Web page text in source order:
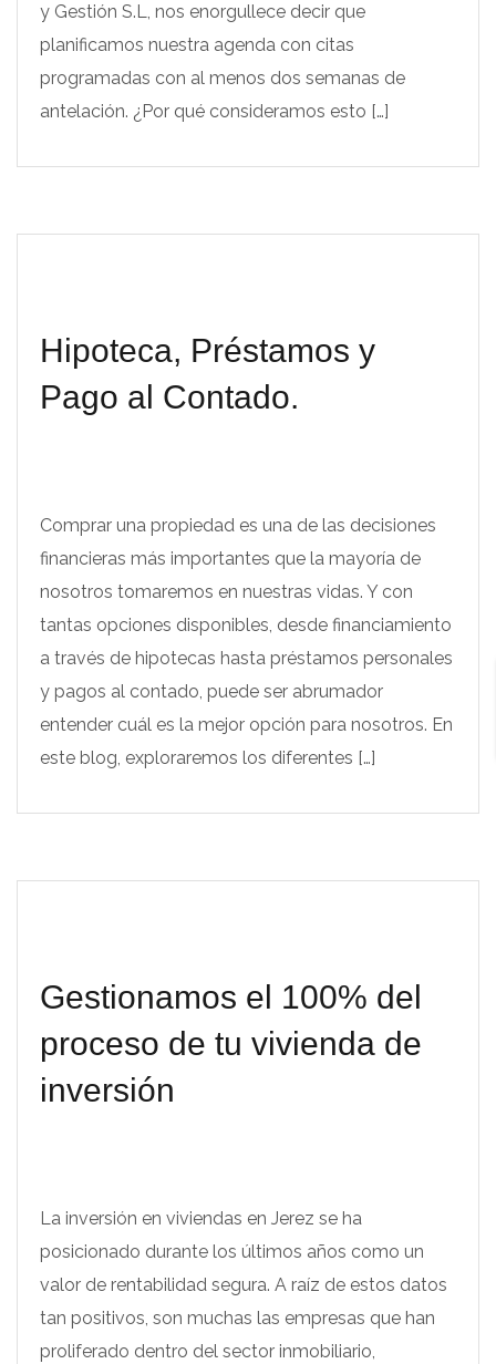
y Gestión S.L, nos enorgullece decir que
planificamos nuestra agenda con citas
programadas con al menos dos semanas de
antelación. ¿Por qué consideramos esto […]
Hipoteca, Préstamos y
Pago al Contado.
Comprar una propiedad es una de las decisiones
financieras más importantes que la mayoría de
nosotros tomaremos en nuestras vidas. Y con
tantas opciones disponibles, desde financiamiento
a través de hipotecas hasta préstamos personales
y pagos al contado, puede ser abrumador
entender cuál es la mejor opción para nosotros. En
este blog, exploraremos los diferentes […]
Gestionamos el 100% del
proceso de tu vivienda de
inversión
La inversión en viviendas en Jerez se ha
posicionado durante los últimos años como un
valor de rentabilidad segura. A raíz de estos datos
tan positivos, son muchas las empresas que han
proliferado dentro del sector inmobiliario,